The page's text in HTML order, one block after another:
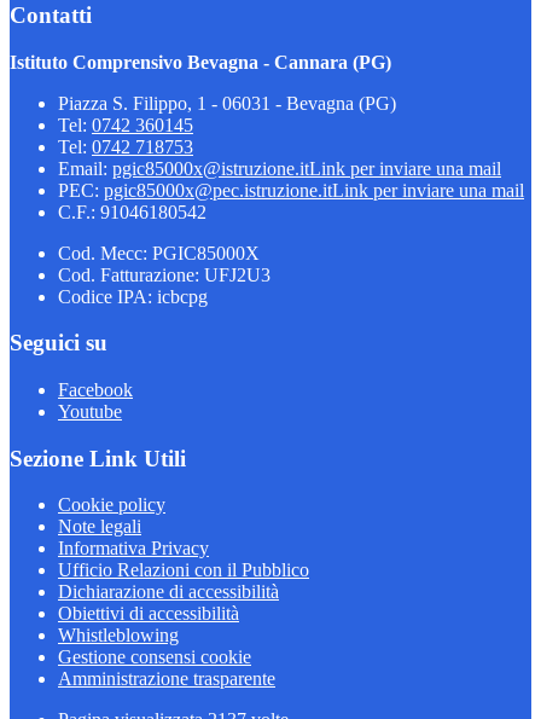
Contatti
Istituto Comprensivo Bevagna - Cannara (PG)
Piazza S. Filippo, 1 - 06031 - Bevagna (PG)
Tel: 0742 360145
Tel: 0742 718753
Email: pgic85000x@istruzione.itLink per inviare una mail
PEC: pgic85000x@pec.istruzione.itLink per inviare una mail
C.F.: 91046180542
Cod. Mecc: PGIC85000X
Cod. Fatturazione: UFJ2U3
Codice IPA: icbcpg
Seguici su
Facebook
Youtube
Sezione Link Utili
Cookie policy
Note legali
Informativa Privacy
Ufficio Relazioni con il Pubblico
Dichiarazione di accessibilità
Obiettivi di accessibilità
Whistleblowing
Gestione consensi cookie
Amministrazione trasparente